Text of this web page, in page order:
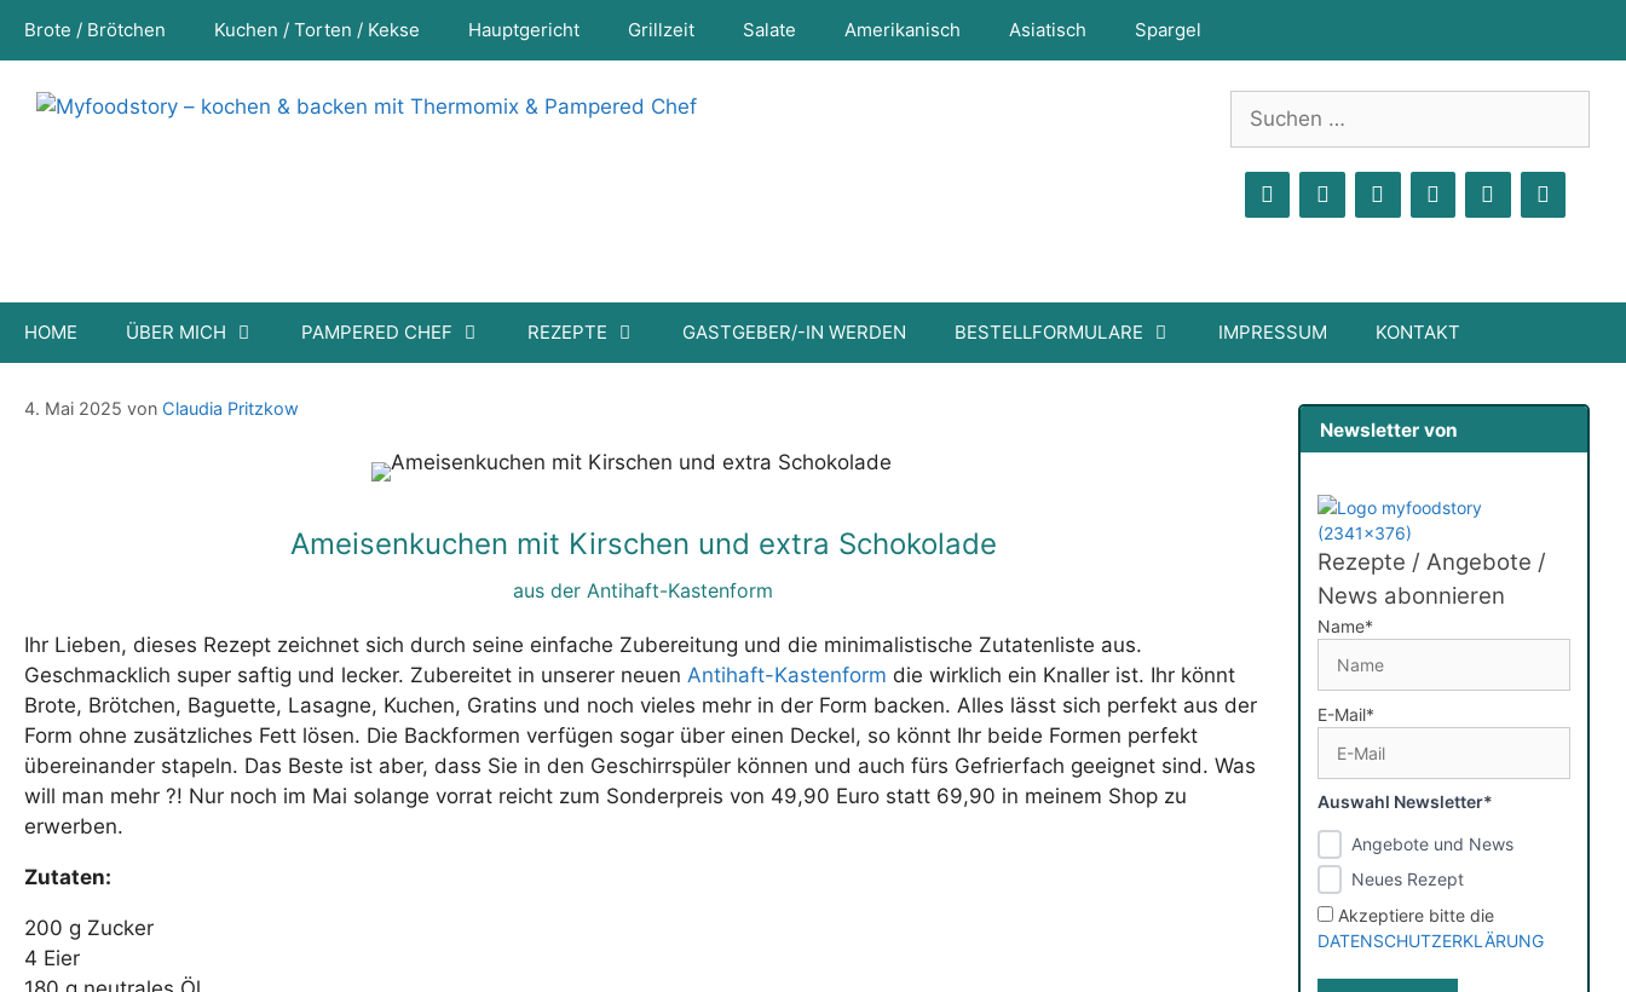
Inhalt
Brote / Brötchen Kuchen / Torten / Kekse Hauptgericht Grillzeit Salate Amerikanisch Asiatisch Spargel
Suchen
nach:
HOME ÜBER MICH PAMPERED CHEF REZEPTE GASTGEBER/-IN WERDEN BESTELLFORMULARE IMPRESSUM KONTAKT
Ameisenkuchen mit Kirschen und extra Schokolade
4. Mai 2025 von Claudia Pritzkow
Ameisenkuchen mit Kirschen und extra Schokolade
aus der Antihaft-Kastenform
Ihr Lieben, dieses Rezept zeichnet sich durch seine einfache Zubereitung und die minimalistische Zutatenliste aus.
Geschmacklich super saftig und lecker. Zubereitet in unserer neuen Antihaft-Kastenform die wirklich ein Knaller ist. Ihr könnt
Brote, Brötchen, Baguette, Lasagne, Kuchen, Gratins und noch vieles mehr in der Form backen. Alles lässt sich perfekt aus der
Form ohne zusätzliches Fett lösen. Die Backformen verfügen sogar über einen Deckel, so könnt Ihr beide Formen perfekt
übereinander stapeln. Das Beste ist aber, dass Sie in den Geschirrspüler können und auch fürs Gefrierfach geeignet sind. Was
will man mehr ?! Nur noch im Mai solange vorrat reicht zum Sonderpreis von 49,90 Euro statt 69,90 in meinem Shop zu
erwerben.
Zutaten:
200 g Zucker
4 Eier
Newsletter von
Rezepte / Angebote /
News abonnieren
Name*
E-Mail*
Auswahl Newsletter*
Angebote und News
Neues Rezept
Akzeptiere bitte die
DATENSCHUTZERKLÄRUNG